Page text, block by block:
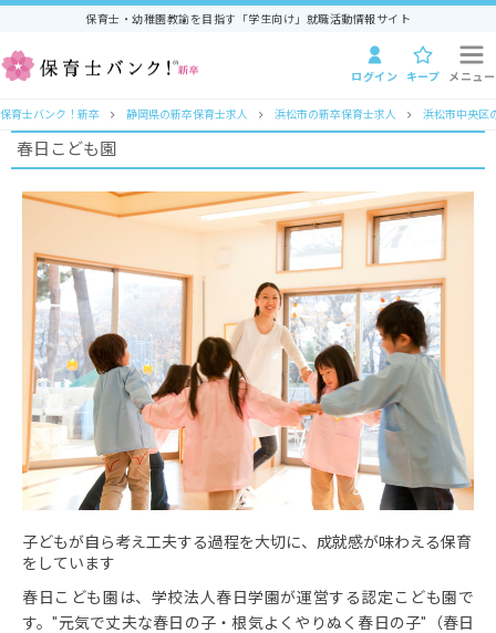
保育士・幼稚園教諭を目指す「学生向け」就職活動情報サイト
ログイン キープ メニュー
保育士バンク！新卒 静岡県の新卒保育士求人 浜松市の新卒保育士求人 浜松市中央区
春日こども園
子どもが自ら考え工夫する過程を大切に、成就感が味わえる保育
をしています
春日こども園は、学校法人春日学園が運営する認定こども園で
す。"元気で丈夫な春日の子・根気よくやりぬく春日の子"（春日